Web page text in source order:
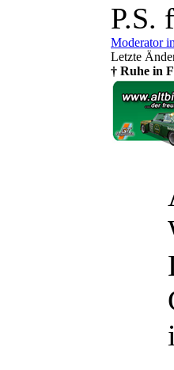
P.S.
Moderator
Letzte
† Ruhe in